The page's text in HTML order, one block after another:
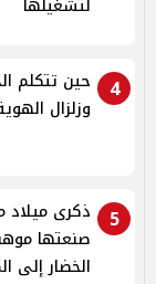
لتشغيلها
4
حين تتكلم
وزلزال
5
ذكرى
صنعتها
الخضار إلى